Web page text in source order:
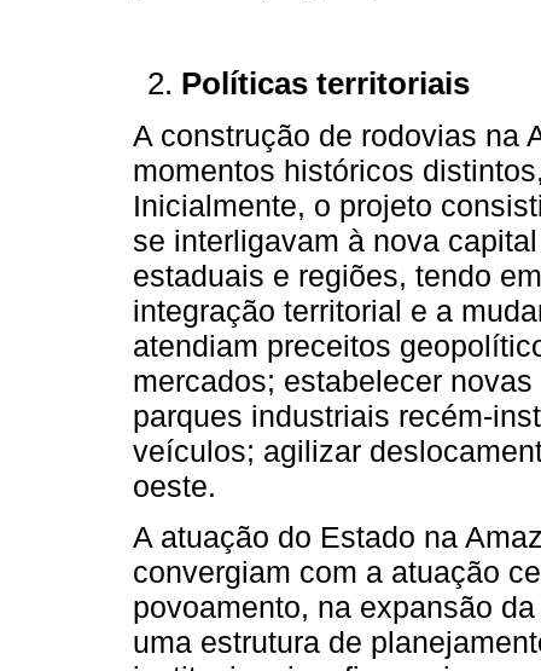
Políticas territoriais
A construção de rodovias na
momentos históricos
Inicialmente, o projeto
se interligavam à nova
estaduais e regiões, tendo
integração territorial e a
atendiam preceitos
mercados; estabelecer
parques industriais recém-
veículos; agilizar
oeste.
A atuação do Estado na
convergiam com a atuação
povoamento, na expansão
uma estrutura de